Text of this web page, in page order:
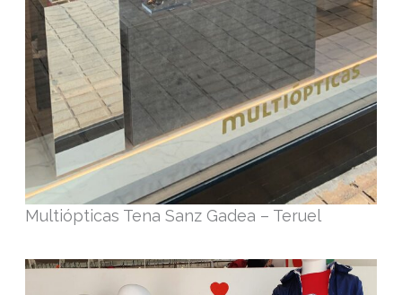
Multiópticas Tena Sanz Gadea – Teruel